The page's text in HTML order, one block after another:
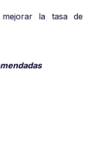
la tasa de